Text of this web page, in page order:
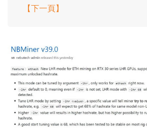
【下一頁】